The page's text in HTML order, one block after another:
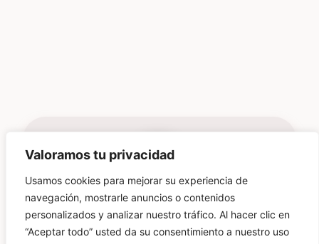
Valoramos tu privacidad
Usamos cookies para mejorar su experiencia de
navegación, mostrarle anuncios o contenidos
personalizados y analizar nuestro tráfico. Al hacer clic en
“Aceptar todo” usted da su consentimiento a nuestro uso